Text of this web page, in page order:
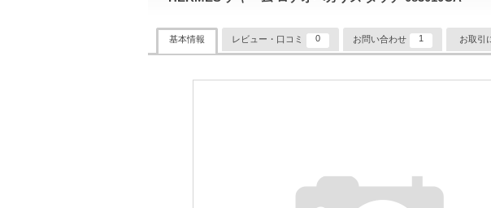
基本情報 レビュー・口コミ 0 お問い合わせ 1 お取引